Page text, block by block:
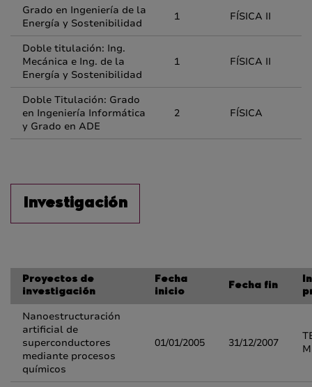
Grado en Ingeniería de la
Energía y Sostenibilidad
1 FÍSICA II
Doble titulación: Ing.
Mecánica e Ing. de la
Energía y Sostenibilidad
1 FÍSICA II
Doble Titulación: Grado
en Ingeniería Informática
y Grado en ADE
2 FÍSICA
Investigación
Proyectos de
investigación
Fecha
inicio
Fecha fin
Nanoestructuración
artificial de
superconductores
mediante procesos
químicos
01/01/2005 31/12/2007